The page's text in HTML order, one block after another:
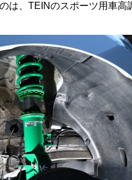
は、TEINのスポーツ用車高